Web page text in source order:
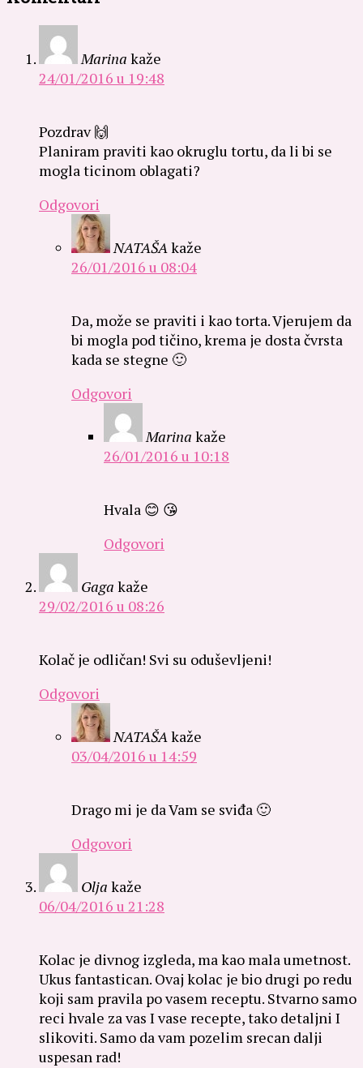
Marina kaže
24/01/2016 u 19:48
Pozdrav 🙌
Planiram praviti kao okruglu tortu, da li bi se
mogla ticinom oblagati?
Odgovori
NATAŠAkaže
26/01/2016 u 08:04
Da, može se praviti i kao torta. Vjerujem da
bi mogla pod tičino, krema je dosta čvrsta
kada se stegne 🙂
Odgovori
Marina kaže
26/01/2016 u 10:18
Hvala 😊 😘
Odgovori
Gaga kaže
29/02/2016 u 08:26
Kolač je odličan! Svi su oduševljeni!
Odgovori
NATAŠAkaže
03/04/2016 u 14:59
Drago mi je da Vam se sviđa 🙂
Odgovori
Olja kaže
06/04/2016 u 21:28
Kolac je divnog izgleda, ma kao mala umetnost.
Ukus fantastican. Ovaj kolac je bio drugi po redu
koji sam pravila po vasem receptu. Stvarno samo
reci hvale za vas I vase recepte, tako detaljni I
slikoviti. Samo da vam pozelim srecan dalji
uspesan rad!